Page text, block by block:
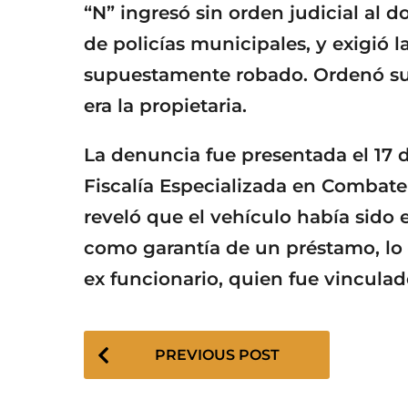
“N” ingresó sin orden judicial al
de policías municipales, y exigió
supuestamente robado. Ordenó
era la propietaria.
La denuncia fue presentada el 17
Fiscalía Especializada en
reveló que el vehículo había sido
como garantía de un préstamo,
ex funcionario, quien fue
P
PREVIOUS POST